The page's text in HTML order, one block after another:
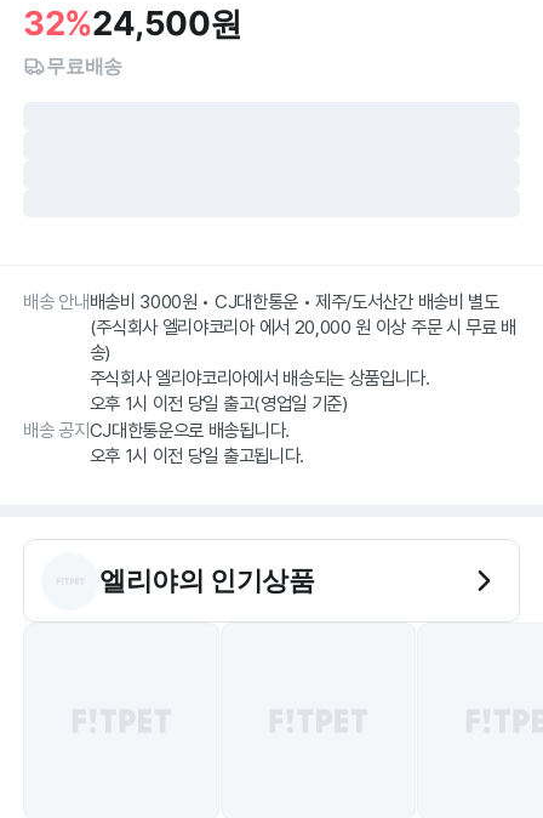
32%24,500원
무료배송
배송 안내배송비 3000원 • CJ대한통운 • 제주/도서산간 배송비 별도
(주식회사 엘리야코리아 에서 20,000 원 이상 주문 시 무료 배
송)
주식회사 엘리야코리아에서 배송되는 상품입니다.
오후 1시 이전 당일 출고(영업일 기준)
배송 공지CJ대한통운으로 배송됩니다.
오후 1시 이전 당일 출고됩니다.
엘리야의 인기상품